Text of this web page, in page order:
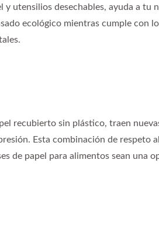
y utensilios desechables, ayuda a tu
ecológico mientras cumple con
recubierto sin plástico, traen
Esta combinación de respeto
de papel para alimentos sean una